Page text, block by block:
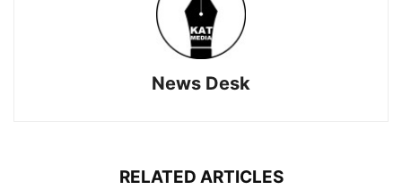
News Desk
RELATED ARTICLES